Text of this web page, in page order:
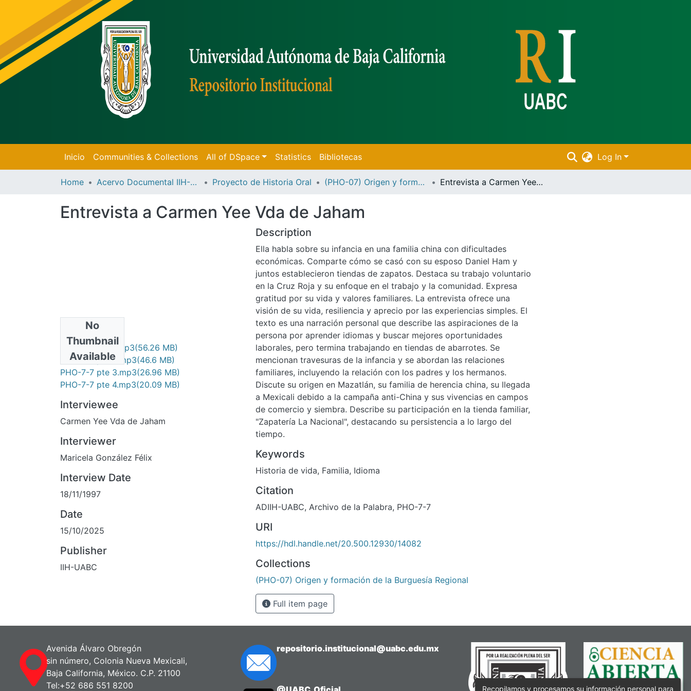
Inicio Communities & Collections All of DSpace Statistics Bibliotecas Log In
Home Acervo Documental IIH-UABC Proyecto de Historia Oral (PHO-07) Origen y formación de la Burguesía Regional Entrevista a Carmen Yee Vda de Jaham
Entrevista a Carmen Yee Vda de Jaham
No
Thumbnail
Available
PHO-7-7 pte 1.mp3(56.26 MB)
PHO-7-7 pte 2.mp3(46.6 MB)
PHO-7-7 pte 3.mp3(26.96 MB)
PHO-7-7 pte 4.mp3(20.09 MB)
Interviewee
Carmen Yee Vda de Jaham
Interviewer
Maricela González Félix
Interview Date
18/11/1997
Date
15/10/2025
Publisher
IIH-UABC
Description
Ella habla sobre su infancia en una familia china con dificultades
económicas. Comparte cómo se casó con su esposo Daniel Ham y
juntos establecieron tiendas de zapatos. Destaca su trabajo voluntario
en la Cruz Roja y su enfoque en el trabajo y la comunidad. Expresa
gratitud por su vida y valores familiares. La entrevista ofrece una
visión de su vida, resiliencia y aprecio por las experiencias simples. El
texto es una narración personal que describe las aspiraciones de la
persona por aprender idiomas y buscar mejores oportunidades
laborales, pero termina trabajando en tiendas de abarrotes. Se
mencionan travesuras de la infancia y se abordan las relaciones
familiares, incluyendo la relación con los padres y los hermanos.
Discute su origen en Mazatlán, su familia de herencia china, su llegada
a Mexicali debido a la campaña anti-China y sus vivencias en campos
de comercio y siembra. Describe su participación en la tienda familiar,
"Zapatería La Nacional", destacando su persistencia a lo largo del
tiempo.
Keywords
Historia de vida, Familia, Idioma
Citation
ADIIH-UABC, Archivo de la Palabra, PHO-7-7
URI
https://hdl.handle.net/20.500.12930/14082
Collections
(PHO-07) Origen y formación de la Burguesía Regional
Full item page
Avenida Álvaro Obregón
sin número, Colonia Nueva Mexicali,
Baja California, México. C.P. 21100
Tel:+52 686 551 8200
repositorio.institucional@uabc.edu.mx
Recopilamos y procesamos su información personal para